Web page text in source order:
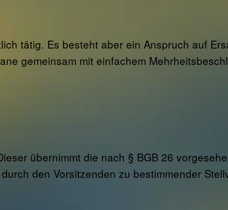
tätig. Es besteht aber ein Anspruch auf
gemeinsam mit einfachem
übernimmt die nach § BGB 26
den Vorsitzenden zu bestimmender